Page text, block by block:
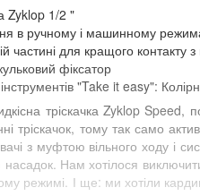
Zyklop 1/2 "
в ручному і машинному
частині для кращого контакту
фіксатор
"Take it easy":
тріскачка Zyklop Speed,
тріскачок, тому так само
з муфтою вільного ходу і
насадок. Нам хотілося
режимі. І ще: ми хотіли